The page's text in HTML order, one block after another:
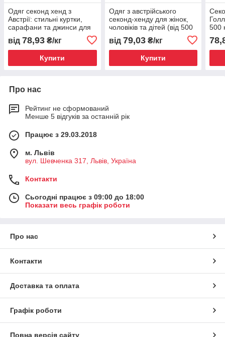
Одяг секонд хенд з
Австрії: стильні куртки,
сарафани та джинси для
від 78,93 ₴/кг
Купити
Одяг з австрійського
секонд-хенду для жінок,
чоловіків та дітей (від 500
від 79,03₴/кг
Купити
500
Про нас
Рейтинг не сформований
Менше 5 відгуків за останній рік
Працює з 29.03.2018
м. Львів
вул. Шевченка 317, Львів, Україна
Контакти
Сьогодні працює з 09:00 до 18:00
Показати весь графік роботи
Про нас
Контакти
Доставка та оплата
Графік роботи
Повна версія сайту